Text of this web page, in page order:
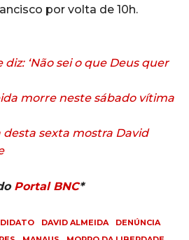
por volta de 10h.
‘Não sei o que Deus quer
morre neste sábado vítima
desta sexta mostra David
Portal BNC*
DAVID ALMEIDA
DENÚNCIA